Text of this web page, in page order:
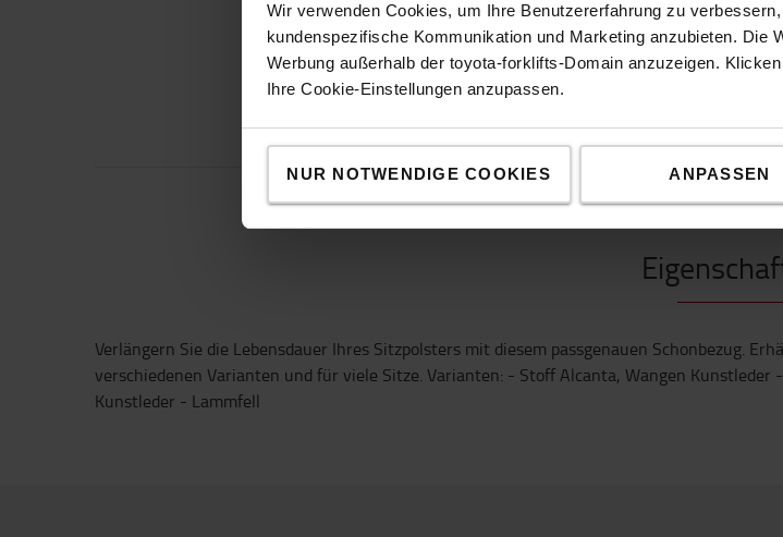
Wir verwenden Cookies, um Ihre Benutzererfahrung zu
kundenspezifische Kommunikation und Marketing anzubieten. Die
Werbung außerhalb der toyota-forklifts-Domain anzuzeigen.
Ihre Cookie-Einstellungen anzupassen.
NUR NOTWENDIGE COOKIES ANPASSEN
Verlängern Sie die Lebensdauer Ihres Sitzpolsters mit diesem passgenauen Schonbezug.
verschiedenen Varianten und für viele Sitze. Varianten: - Stoff Alcanta, Wangen Kunstleder
Kunstleder - Lammfell